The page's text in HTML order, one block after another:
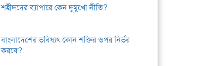
শহীদদের ব্যাপারে কেন দুমুখো নীতি?
বাংলাদেশের ভবিষ্যৎ কোন শক্তির ওপর নির্ভর
করবে?